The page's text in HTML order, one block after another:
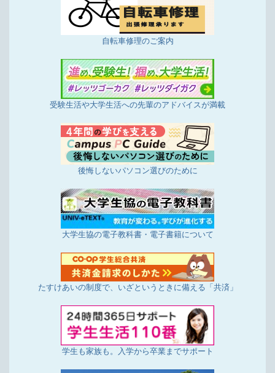
自転車修理のご案内
受験生活や大学生活への先輩のアドバイスが満載
後悔しないパソコン選びのために
大学生協の電子教科書・電子書籍について
たすけあいの制度で、いざというときに備える「共済」
学生も家族も。入学から卒業までサポート